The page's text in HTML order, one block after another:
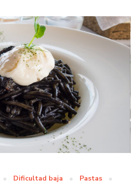
Dificultad baja
Pastas